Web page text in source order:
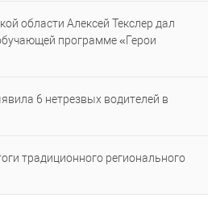
области Алексей Текслер дал
программе «Герои
6 нетрезвых водителей в
традиционного регионального